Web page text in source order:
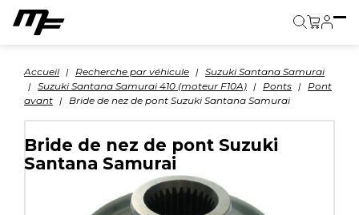
Accueil Recherche par véhicule
Suzuki Santana Samurai
Suzuki Santana Samurai 410 (moteur F10A)
Ponts
Pont
avant
Bride de nez de pont Suzuki Santana Samurai
Bride de nez de pont Suzuki
Santana Samurai